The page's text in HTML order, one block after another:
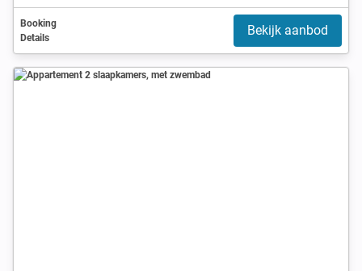
Booking
Details
Bekijk aanbod